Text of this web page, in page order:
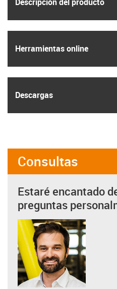
Herramientas online
Descargas
Consultas
Estaré encantado
preguntas